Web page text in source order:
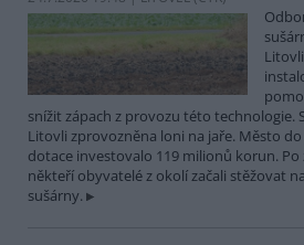
snížit zápach z provozu této technologie.
Litovli zprovozněna loni na jaře. Město
dotace investovalo 119 milionů korun. Po
někteří obyvatelé z okolí začali stěžovat
sušárny.